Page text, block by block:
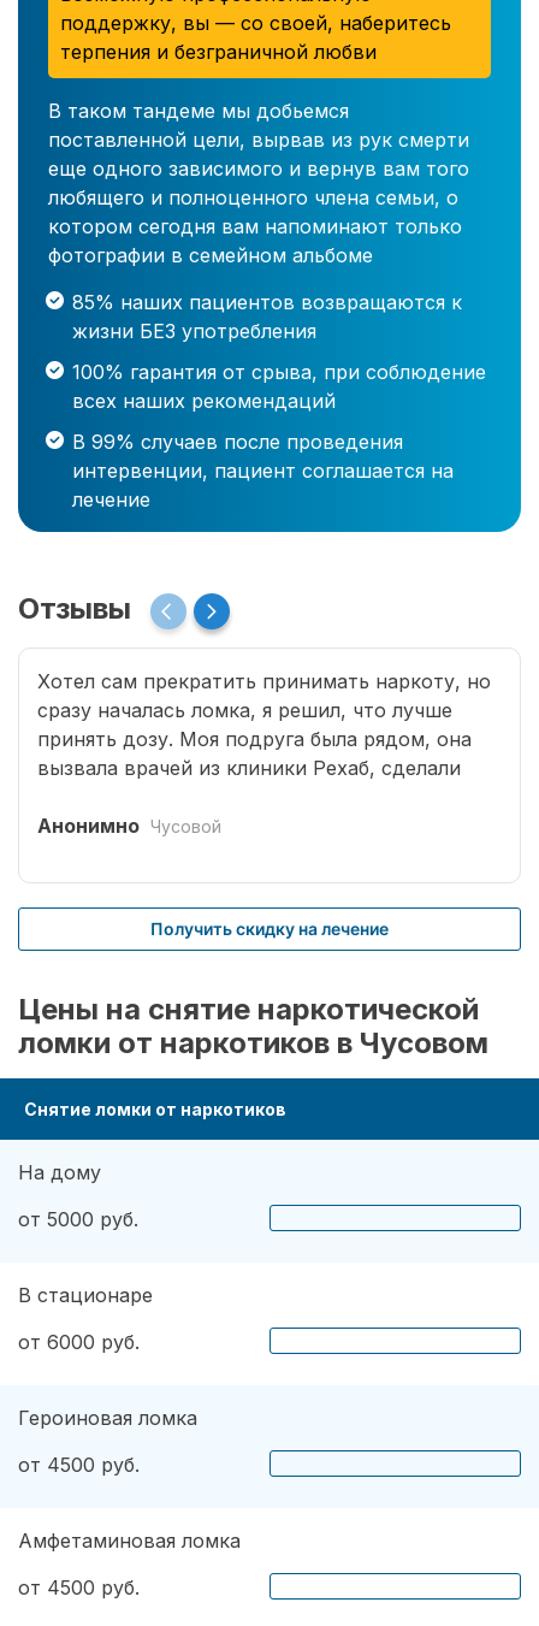
поддержку, вы — со своей, наберитесь
терпения и безграничной любви
В таком тандеме мы добьемся
поставленной цели, вырвав из рук смерти
еще одного зависимого и вернув вам того
любящего и полноценного члена семьи, о
котором сегодня вам напоминают только
фотографии в семейном альбоме
85% наших пациентов возвращаются к
жизни БЕЗ употребления
100% гарантия от срыва, при соблюдение
всех наших рекомендаций
В 99% случаев после проведения
интервенции, пациент соглашается на
лечение
Отзывы
Хотел сам прекратить принимать наркоту, но
сразу началась ломка, я решил, что лучше
принять дозу. Моя подруга была рядом, она
вызвала врачей из клиники Рехаб, сделали
что надо там пролечиться основательно.
Анонимно Чусовой
Получить скидку на лечение
Цены на снятие наркотической
ломки от наркотиков в Чусовом
Снятие ломки от наркотиков
На дому
от 5000 руб.
В стационаре
от 6000 руб.
Героиновая ломка
от 4500 руб.
Амфетаминовая ломка
от 4500 руб.